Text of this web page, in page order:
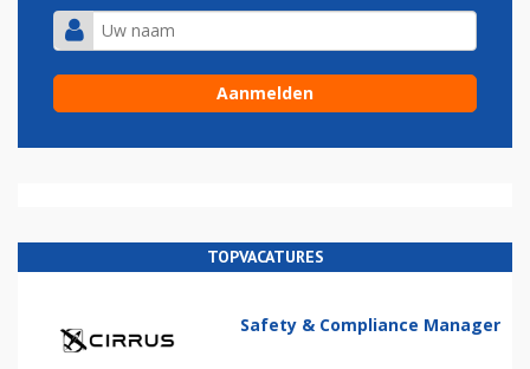
TOPVACATURES
Safety & Compliance Manager